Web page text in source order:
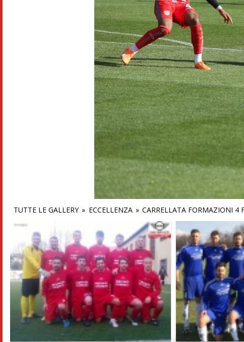
TUTTE LE GALLERY » ECCELLENZA » CARRELLATA FORMAZIONI 4